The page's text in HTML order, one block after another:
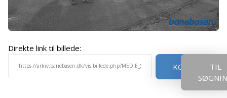
Direkte link til billede:
KOPIER
TIL